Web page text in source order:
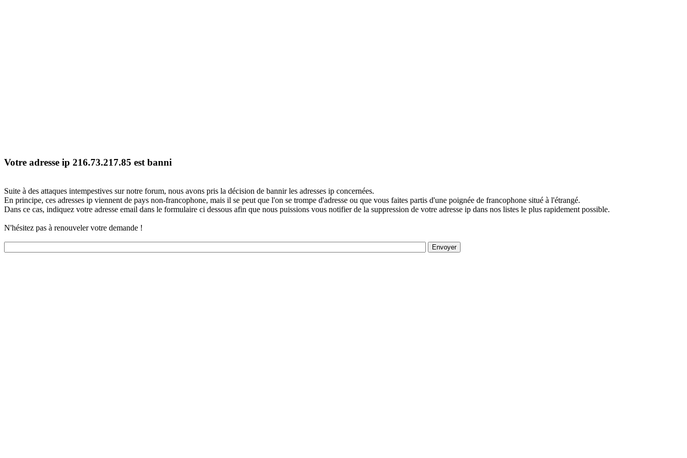
Votre adresse ip 216.73.217.85 est banni
Suite à des attaques intempestives sur notre forum, nous avons pris la décision de bannir les adresses ip concernées.
En principe, ces adresses ip viennent de pays non-francophone, mais il se peut que l'on se trompe d'adresse ou que vous faites partis d'une poignée de francophone situé à l'étrangé.
Dans ce cas, indiquez votre adresse email dans le formulaire ci dessous afin que nous puissions vous notifier de la suppression de votre adresse ip dans nos listes le plus rapidement possible.
N'hésitez pas à renouveler votre demande !